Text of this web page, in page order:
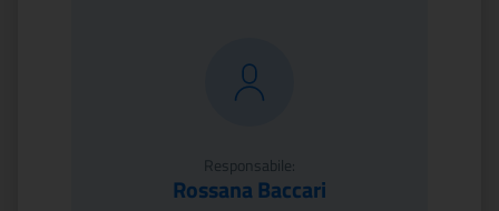
Responsabile:
Rossana Baccari